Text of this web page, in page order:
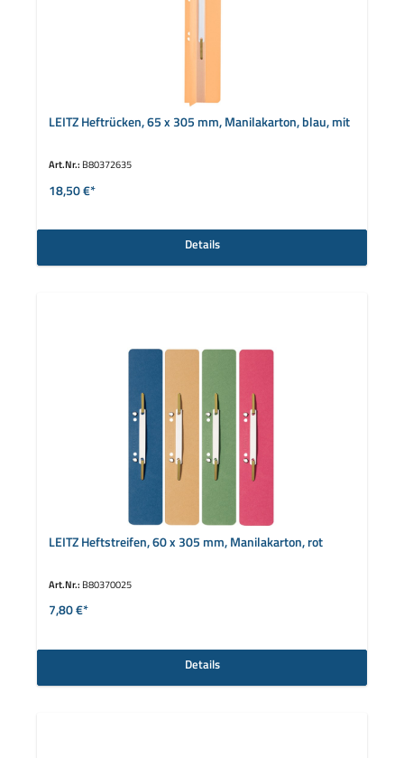
LEITZ Heftrücken, 65 x 305 mm, Manilakarton, blau, mit
Art.Nr.: B80372635
18,50 €*
Details
LEITZ Heftstreifen, 60 x 305 mm, Manilakarton, rot
Art.Nr.: B80370025
7,80 €*
Details